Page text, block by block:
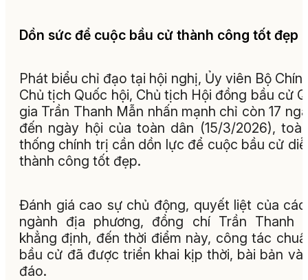
Dồn sức để cuộc bầu cử thành công tốt đẹp
Phát biểu chỉ đạo tại hội nghị, Ủy viên Bộ
Chủ tịch Quốc hội, Chủ tịch Hội đồng bầu cử
gia Trần Thanh Mẫn nhấn mạnh chỉ còn 17
đến ngày hội của toàn dân (15/3/2026),
thống chính trị cần dồn lực để cuộc bầu cử
thành công tốt đẹp.
Đánh giá cao sự chủ động, quyết liệt của
ngành địa phương, đồng chí Trần Thanh
khẳng định, đến thời điểm này, công tác
bầu cử đã được triển khai kịp thời, bài bản và
đáo.